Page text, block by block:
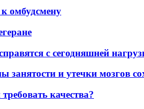
омбудсмену
с сегодняшней
занятости и утечки мозгов
качества?